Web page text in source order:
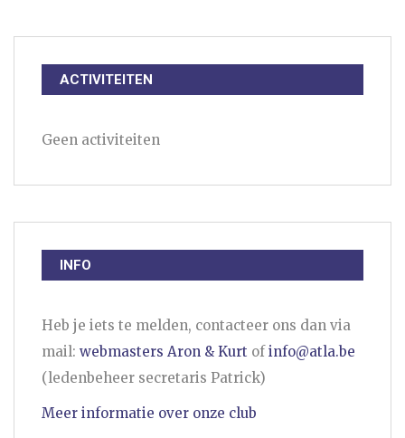
ACTIVITEITEN
Geen activiteiten
INFO
Heb je iets te melden, contacteer ons dan via
mail: webmasters Aron & Kurt ofinfo@atla.be
(ledenbeheer secretaris Patrick)
Meer informatie over onze club